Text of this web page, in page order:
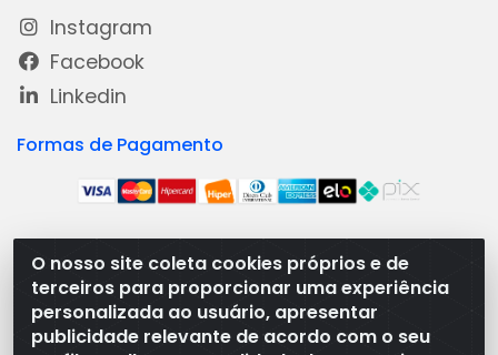
O nosso site coleta cookies próprios e de
terceiros para proporcionar uma experiência
personalizada ao usuário, apresentar
publicidade relevante de acordo com o seu
Instagram
Facebook
Linkedin
Formas de Pagamento
Medeiros Distribuidora - Rua Dias Carneiro, 1977 -
Ramal, Bacabal/MA - CEP 65.700-000 - CNPJ
08.474.030/0001-41